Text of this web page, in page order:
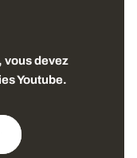
vous devez
Youtube.